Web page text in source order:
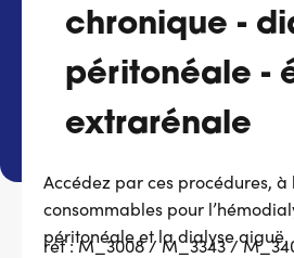
compte
l'utilisateur
Qui sommes-nous ?
Programmes d'action
Actualités & évènements
chronique -
péritonéale -
extrarénale
Accédez par ces procédures,
consommables pour
péritonéale et la dialyse aiguë.
réf : M_3008 / M_3343 /